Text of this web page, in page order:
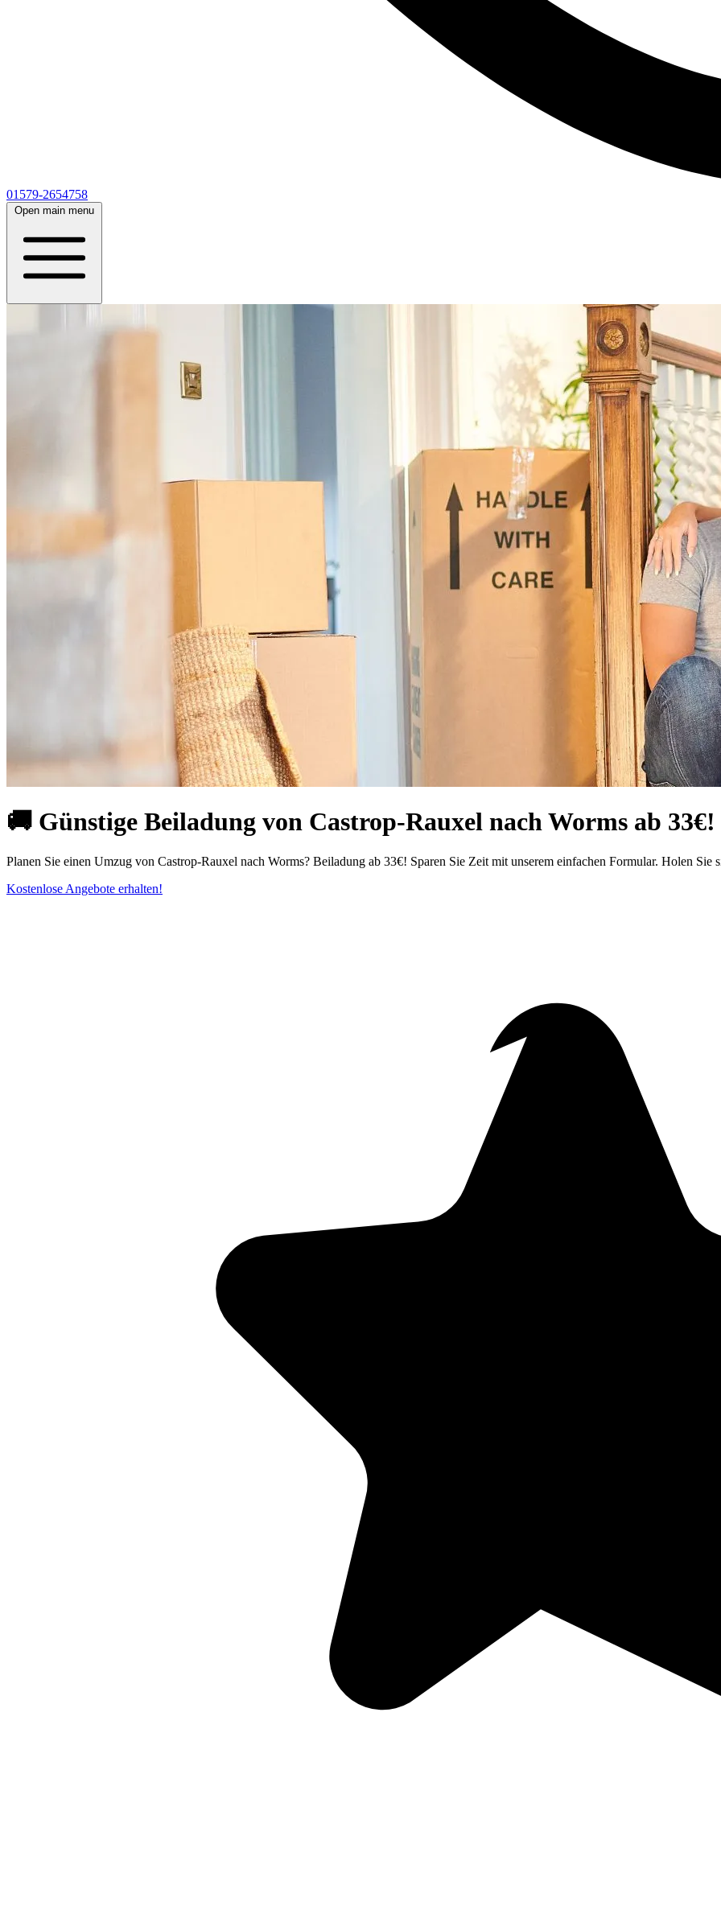
01579-2654758
Open main menu
🚚 Günstige Beiladung von Castrop-Rauxel nach Worms ab
Planen Sie einen Umzug von Castrop-Rauxel nach Worms? Beiladung ab 33€! Sparen Sie Zeit mit unserem einfachen Formular. Holen
Kostenlose Angebote erhalten!